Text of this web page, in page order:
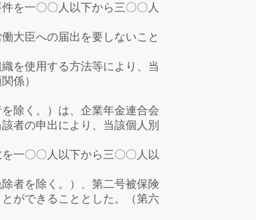
を一〇〇人以下から三〇〇人
大臣への届出を要しないこと
を使用する方法等により、当
係）
除く。）は、企業年金連合会
者の申出により、当該個人別
一〇〇人以下から三〇〇人以
者を除く。）、第二号被保険
ができることとした。（第六